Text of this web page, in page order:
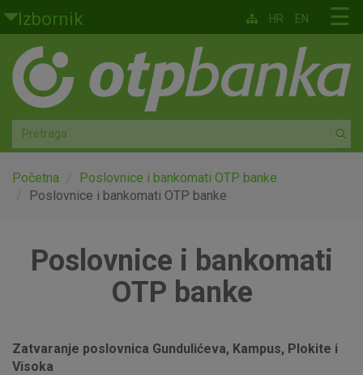
Skoči na glavni sadržaj
Izbornik
Građani
Privatno bankarstvo
Agro
Mala poduzeća i obrtnici
Globalna tržišta
☰
HR EN
Početna
Poslovnice i bankomati OTP banke
Poslovnice i bankomati OTP banke
Poslovnice i bankomati
OTP banke
Zatvaranje poslovnica Gundulićeva, Kampus, Plokite i
Visoka